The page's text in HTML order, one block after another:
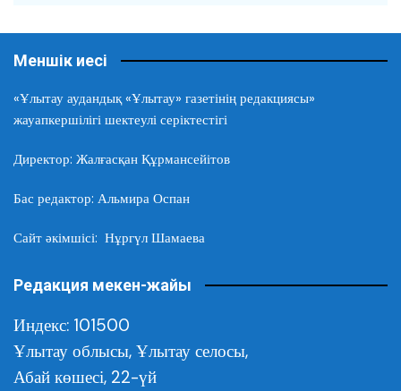
Меншік иесі
«Ұлытау аудандық «Ұлытау» газетінің редакциясы»
жауапкершілігі шектеулі серіктестігі
Директор: Жалғасқан Құрмансейітов
Бас редактор: Альмира Оспан
Сайт әкімшісі: Нұргүл Шамаева
Редакция мекен-жайы
Индекс: 101500
Ұлытау облысы, Ұлытау селосы,
Абай көшесі, 22-үй